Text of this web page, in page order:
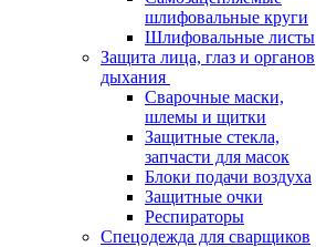
шлифовальные круги
Шлифовальные листы
Защита лица, глаз и органов
дыхания
Сварочные маски,
шлемы и щитки
Защитные стекла,
запчасти для масок
Блоки подачи воздуха
Защитные очки
Респираторы
Спецодежда для сварщиков